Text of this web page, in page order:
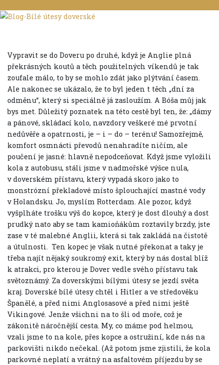
Vypravit se do Doveru po druhé, když je Anglie plná
překrásných koutů a těch použitelných víkendů je tak
zoufale málo, to by se mohlo zdát jako plýtvání časem.
Ale nakonec se ukázalo, že to byl jeden t těch „dní za
odměnu“, který si speciálně já zasloužím. A Bóša můj jak
bys met. Důležitý poznatek na této cestě byl ten, že: „dámy
a pánové, skládací kolo, navzdory veškeré mé prvotní
nedůvěře a opatrnosti, je – i – do – terénu! Samozřejmě,
komfort osmnácti převodů nenahradíte ničím, ale
poučení je jasné: hlavně nepodceňovat. Když jsme vyložili
kola z autobusu, stáli jsme v nadmořské výšce nula,
v doverském přístavu, který vypadá skoro jako to
monstrózní překladové místo šplouchající mastné vody
v Holandsku. Jo, myslím Rotterdam. Ale pozor, když
vyšplháte trošku výš do kopce, který je dost dlouhý a dost
prudký nato aby se tam kamioňákům roztavily brzdy, jste
zase v té malebné Anglii, která si tak zakládá na čistotě
a útulnosti. Ten kopec je však nutné překonat a taky je
třeba najít nějaký soukromý exit, který by nás dostal blíž
k atrakci, pro kterou je Dover vedle svého přístavu tak
světoznámý. Za doverskými bílými útesy se jezdí světa
kraj. Doverské bílé útesy chtěl i Hitler a ve středověku
Španělé, a před nimi Anglosasové a před nimi ještě
Vikingové. Jenže všichni na to šli od moře, což je
zákonitě náročnější cesta. My, co máme pod helmou,
vzali jsme to na kole, přes kopce a ostružiní, kde nás na
parkovišti nikdo nečekal. (Až potom jsme zjistili, že kola
parkovné neplatí a vrátný na asfaltovém příjezdu by se